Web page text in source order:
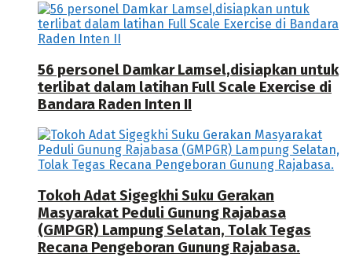
56 personel Damkar Lamsel,disiapkan untuk
terlibat dalam latihan Full Scale Exercise di
Bandara Raden Inten II
Tokoh Adat Sigegkhi Suku Gerakan
Masyarakat Peduli Gunung Rajabasa
(GMPGR) Lampung Selatan, Tolak Tegas
Recana Pengeboran Gunung Rajabasa.